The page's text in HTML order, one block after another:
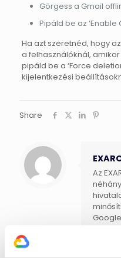
Görgess a Gmail
Pipáld be az
Ha azt szeretnéd, hogy
a felhasználóknál,
pipáld be a ‘Force
kijelentkezési
Share
Az